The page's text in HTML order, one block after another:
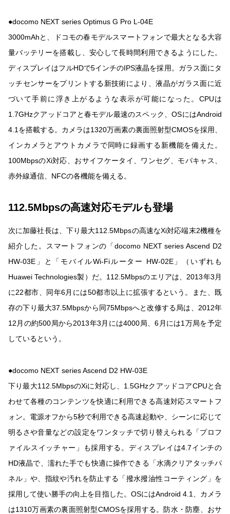
●docomo NEXT series Optimus G Pro L-04E
3000mAhと、ドコモの春モデルスマートフォンで最大となる大容
量バッテリーを搭載し、安心して長時間利用できるようにした。
ディスプレイはフルHDで5インチのIPS液晶を採用。ガラス面にタ
ッチセンサーをプリントする新技術により、液晶がガラス面に近
づいて手前に浮き上がるような表示が可能になった。CPUは
1.7GHzクアッドコアと春モデル最速のスペック、OSにはAndroid
4.1を搭載する。カメラは1320万画素の裏面照射型CMOSを採用、
インカメラとアウトカメラで同時に録画する新機能を備えた。
100MbpsのXi対応、おサイフケータイ、ワンセグ、モバキャス、
赤外線通信、NFCの各機能を備える。
112.5Mbpsの高速対応モデルも登場
次に加藤社長は、下り最大112.5Mbpsの高速なXi対応端末2機種を
紹介した。スマートフォンの「docomo NEXT series Ascend D2
HW-03E」と「モバイルWi-Fiルーター HW-02E」（いずれも
Huawei Technologies製）だ。112.5Mbpsのエリアは、2013年3月
に22都市、同年6月には50都市以上に拡張するという。また、既
存の下り最大37.5Mbpsから同75Mbpsへと改修する局は、2012年
12月の約500局から2013年3月には4000局、6月には1万局を予定
しているという。
●docomo NEXT series Ascend D2 HW-03E
下り最大112.5MbpsのXiに対応し、1.5GHzクアッドコアCPUと合
わせて各種のコンテンツを快適に利用できる高速対応スマートフ
ォン。電源オフから5秒で利用できる高速起動や、シーンに応じて
明るさや音量などの設定をワンタッチで切り替えられる「プロフ
ァイルスイッチャー」も採用する。ディスプレイは4.7インチの
HD液晶で、濡れた手でも快適に操作できる「水滴クリアタッチパ
ネル」や、指紋や汚れを防止する「撥水撥油性コーティング」を
採用して使い勝手の向上を目指した。OSにはAndroid 4.1、カメラ
は1310万画素の裏面照射型CMOSを採用する。防水・防塵、おサ